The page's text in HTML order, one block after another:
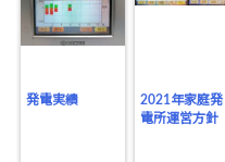
発電実績
2021年家庭発
電所運営方針